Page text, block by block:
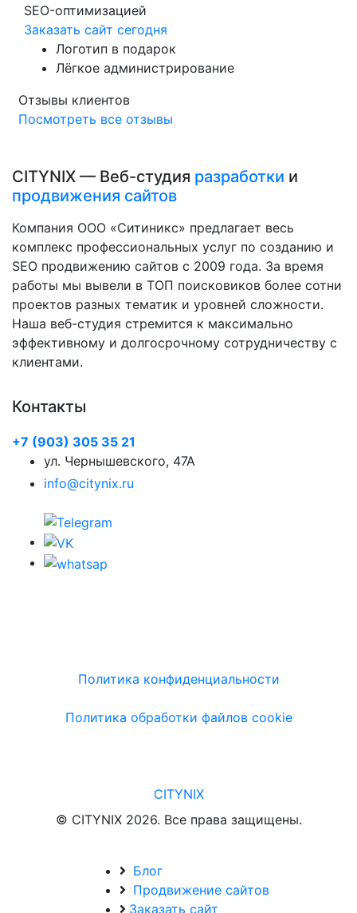
SEO-оптимизацией
Заказать сайт сегодня
Логотип в подарок
Лёгкое администрирование
Отзывы клиентов
Посмотреть все отзывы
CITYNIX — Веб-студия разработки и
продвижения сайтов
Компания ООО «Ситиникс» предлагает весь
комплекс профессиональных услуг по созданию и
SEO продвижению сайтов с 2009 года. За время
работы мы вывели в ТОП поисковиков более сотни
проектов разных тематик и уровней сложности.
Наша веб-студия стремится к максимально
эффективному и долгосрочному сотрудничеству с
клиентами.
Контакты
+7 (903) 305 35 21
ул. Чернышевского, 47А
info@citynix.ru
Политика конфиденциальности
Политика обработки файлов cookie
CITYNIX
© CITYNIX 2026. Все права защищены.
Блог
Продвижение сайтов
Заказать сайт